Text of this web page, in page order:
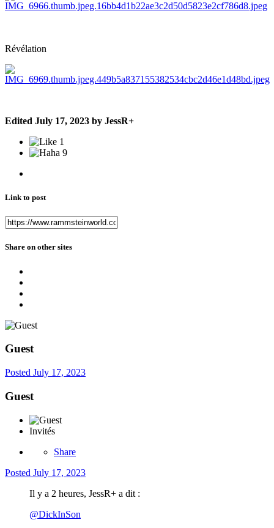
Révélation
Edited July 17, 2023 by JessR+
1
9
Link to post
Share on other sites
Guest
Posted July 17, 2023
Guest
Invités
Share
Posted July 17, 2023
Il y a 2 heures, JessR+ a dit :
@DickInSon